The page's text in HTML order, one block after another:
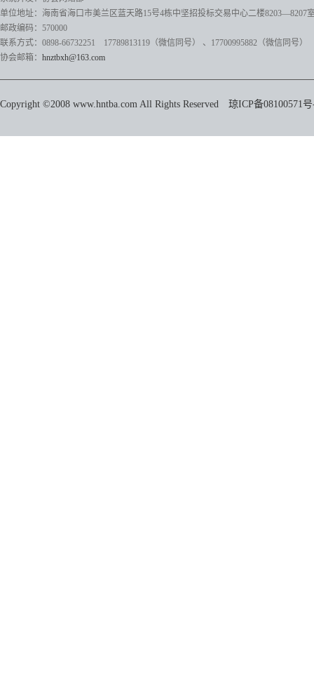
单位地址：海南省海口市美兰区蓝天路15号4栋中坚招投标交易中心二楼8203—8207
邮政编码：570000
联系方式：0898-66732251 17789813119（微信同号）
、17700995882 （微信同号）
协会邮箱： hnztbxh@163.com
Copyright ©2008 www.hntba.com All Rights Reserved 琼ICP备08100571